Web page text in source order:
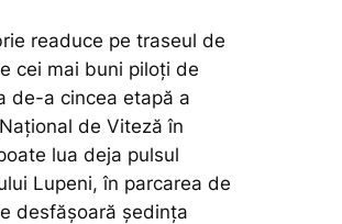
readuce pe traseul de
cei mai buni piloți de
de-a cincea etapă a
de Viteză în
lua deja pulsul
Lupeni, în parcarea de
desfășoară ședința